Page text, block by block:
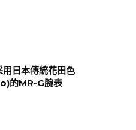
日本傳統花田色
的MR-G腕表